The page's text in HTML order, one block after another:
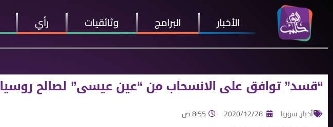
الأخبار البرامج وثائقيات رأي
“قسد” توافق على الانسحاب من “عين عيسى” لصالح روسيا
أخبار,سوريا 2020/12/28 8:55 ص